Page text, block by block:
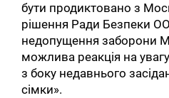
бути продиктовано з
рішення Ради Безпеки
недопущення заборони
можлива реакція на
з боку недавнього
сімки».